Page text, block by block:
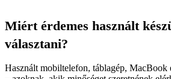
Miért érdemes használt
választani?
Használt mobiltelefon, táblagép, MacBook